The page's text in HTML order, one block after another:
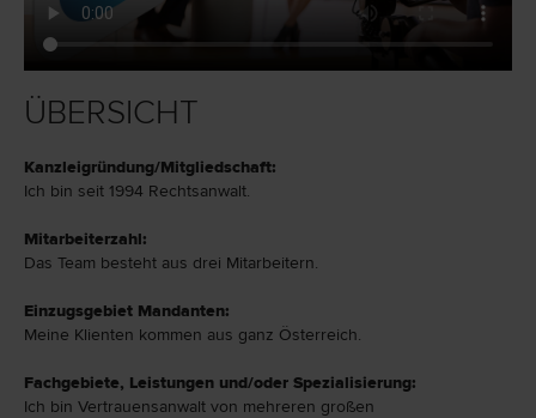
ÜBERSICHT
Kanzleigründung/Mitgliedschaft:
Ich bin seit 1994 Rechtsanwalt.
Mitarbeiterzahl:
Das Team besteht aus drei Mitarbeitern.
Einzugsgebiet Mandanten:
Meine Klienten kommen aus ganz Österreich.
Fachgebiete, Leistungen und/oder Spezialisierung:
Ich bin Vertrauensanwalt von mehreren großen